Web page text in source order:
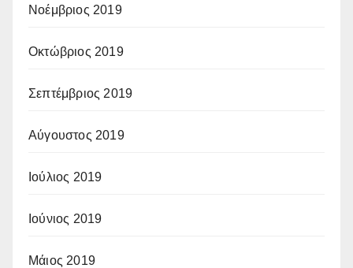
Νοέμβριος 2019
Οκτώβριος 2019
Σεπτέμβριος 2019
Αύγουστος 2019
Ιούλιος 2019
Ιούνιος 2019
Μάιος 2019